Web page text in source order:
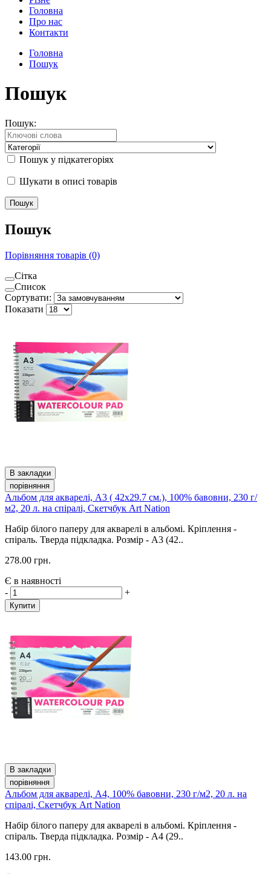
Головна
Про нас
Контакти
Головна
Пошук
Пошук
Пошук:
Пошук у підкатегоріях
Шукати в описі товарів
Пошук
Порівняння товарів (0)
Сітка
Список
Сортувати:
Показати
В закладки
порівняння
Альбом для акварелі, А3 ( 42x29.7 см.), 100% бавовни, 230 г/
м2, 20 л. на спіралі, Скетчбук Art Nation
Набір білого паперу для акварелі в альбомі. Кріплення -
спіраль. Тверда підкладка. Розмір - А3 (42..
278.00 грн.
Є в наявності
-
+
Купити
В закладки
порівняння
Альбом для акварелі, А4, 100% бавовни, 230 г/м2, 20 л. на
спіралі, Скетчбук Art Nation
Набір білого паперу для акварелі в альбомі. Кріплення -
спіраль. Тверда підкладка. Розмір - А4 (29..
143.00 грн.